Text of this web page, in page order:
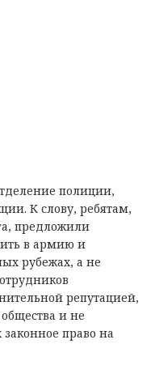
полиции,
К слову, ребятам,
предложили
в армию и
рубежах, а не
репутацией,
и не
право на